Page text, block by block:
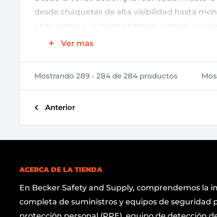
desde chaquetas de alta visibilidad hasta
cada sector y, al mismo tiempo, cumple con
Nuestra ropa de trabajo no solo garantiza la
pueden dar fe de la calidad y durabilidad de
Ver mas
Mostrando 289 - 284 de 284 productos
Anterior
ACERCA DE LA TIENDA
En Becker Safety and Supply, comprendemos la
completa de suministros y equipos de seguridad